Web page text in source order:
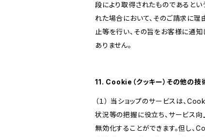
段により取得されたものであるとい
れた場合において、そのご請求に
止等を行い、その旨をお客様に通
ありません。
11. Cookie（クッキー）その他の技
（１） 当ショップのサービスは、
状況等の把握に役立ち、サービス
無効化することができます。但し、